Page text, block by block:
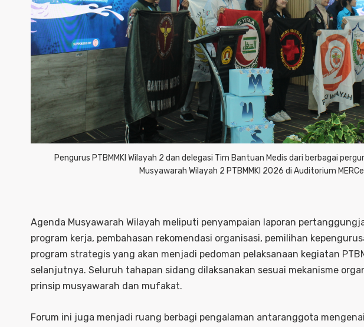
Pengurus PTBMMKI Wilayah 2 dan delegasi Tim Bantuan Medis dari berbagai
Musyawarah Wilayah 2 PTBMMKI 2026 di Auditorium
Agenda Musyawarah Wilayah meliputi penyampaian laporan
program kerja, pembahasan rekomendasi organisasi, pemilihan
program strategis yang akan menjadi pedoman pelaksanaan kegiatan
selanjutnya. Seluruh tahapan sidang dilaksanakan sesuai mekanisme
prinsip musyawarah dan mufakat.
Forum ini juga menjadi ruang berbagi pengalaman antaranggota